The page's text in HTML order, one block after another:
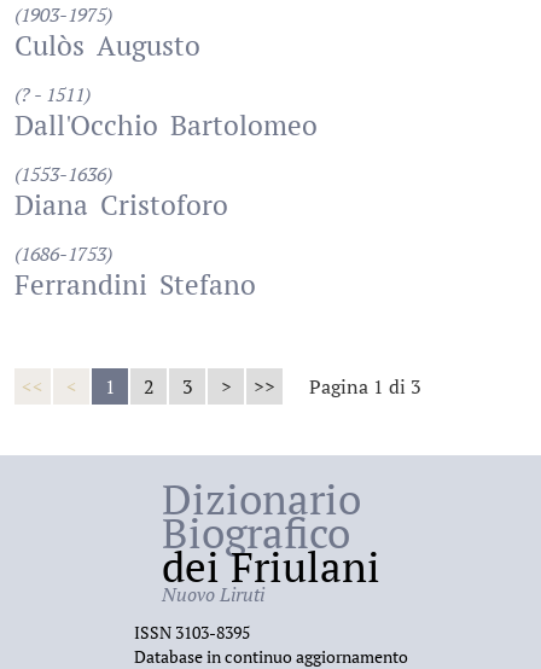
(1903-1975)
Culòs Augusto
(? - 1511)
Dall'Occhio Bartolomeo
(1553-1636)
Diana Cristoforo
(1686-1753)
Ferrandini Stefano
<< < 1 2 3 > >> Pagina 1 di 3
Dizionario
Biografico
dei Friulani
Nuovo Liruti
ISSN 3103-8395
Database in continuo aggiornamento